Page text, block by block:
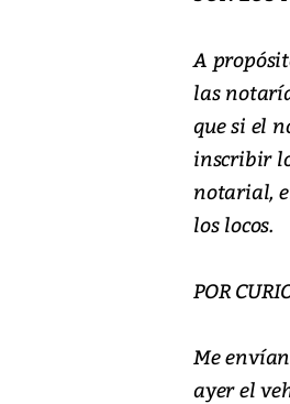
A
las
que si el
inscribir
notarial,
los locos.
POR
Me
ayer el